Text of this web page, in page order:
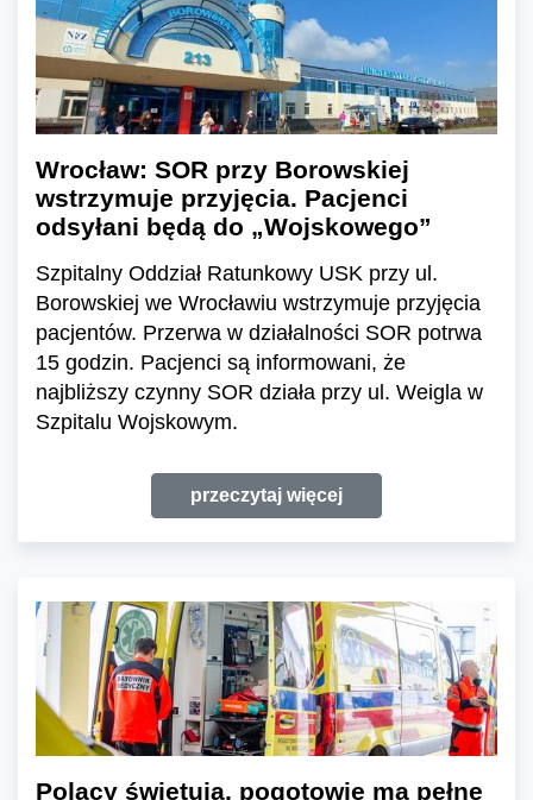
Wrocław: SOR przy Borowskiej
wstrzymuje przyjęcia. Pacjenci
odsyłani będą do „Wojskowego”
Szpitalny Oddział Ratunkowy USK przy ul.
Borowskiej we Wrocławiu wstrzymuje przyjęcia
pacjentów. Przerwa w działalności SOR potrwa
15 godzin. Pacjenci są informowani, że
najbliższy czynny SOR działa przy ul. Weigla w
Szpitalu Wojskowym.
przeczytaj więcej
Polacy świętują, pogotowie ma pełne